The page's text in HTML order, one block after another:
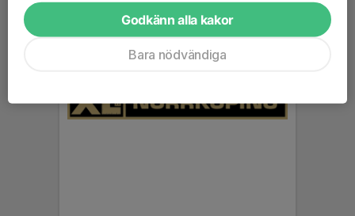
Godkänn alla kakor
Bara nödvändiga